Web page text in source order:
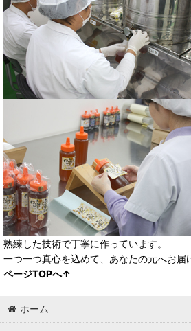
熟練した技術で丁寧に作っています。
一つ一つ真心を込めて、あなたの元へお届
ページTOPへ↑
ホーム